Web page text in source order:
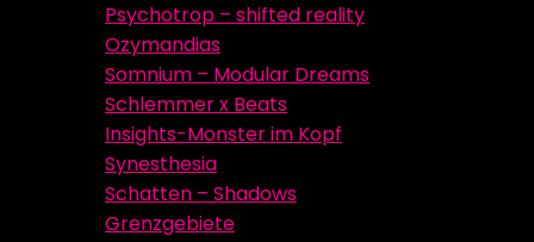
Psychotrop – shifted reality
Ozymandias
Somnium – Modular Dreams
Schlemmer x Beats
Insights-Monster im Kopf
Synesthesia
Schatten – Shadows
Grenzgebiete